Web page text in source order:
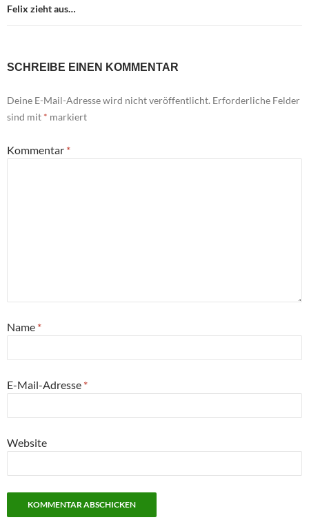
Felix zieht aus…
SCHREIBE EINEN KOMMENTAR
Deine E-Mail-Adresse wird nicht veröffentlicht. Erforderliche Felder
sind mit * markiert
Kommentar *
Name *
E-Mail-Adresse *
Website